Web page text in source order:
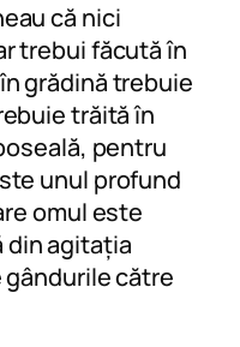
că nici
trebui făcută în
grădină trebuie
trăită în
pentru
unul profund
omul este
din agitația
către